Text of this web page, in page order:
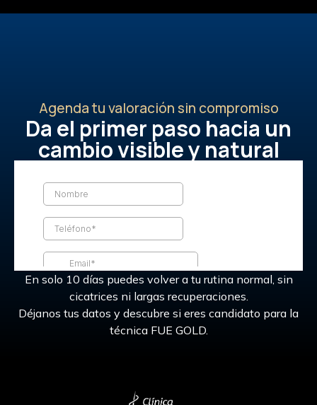
Agenda tu valoración sin compromiso
Da el primer paso hacia un
cambio visible y natural
En solo 10 días puedes volver a tu rutina normal, sin
cicatrices ni largas recuperaciones.
Déjanos tus datos y descubre si eres candidato para la
técnica FUE GOLD.